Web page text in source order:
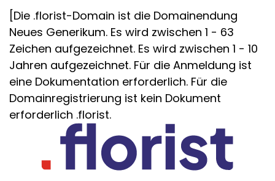
[Die .florist-Domain ist die Domainendung
Neues Generikum. Es wird zwischen 1 - 63
Zeichen aufgezeichnet. Es wird zwischen 1 - 10
Jahren aufgezeichnet. Für die Anmeldung ist
eine Dokumentation erforderlich. Für die
Domainregistrierung ist kein Dokument
erforderlich .florist.